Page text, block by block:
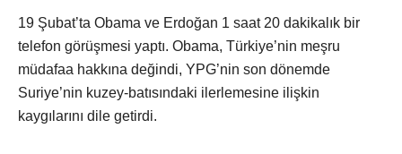
19 Şubat’ta Obama ve Erdoğan 1 saat 20 dakikalık bir
telefon görüşmesi yaptı. Obama, Türkiye’nin meşru
müdafaa hakkına değindi, YPG’nin son dönemde
Suriye’nin kuzey-batısındaki ilerlemesine ilişkin
kaygılarını dile getirdi.